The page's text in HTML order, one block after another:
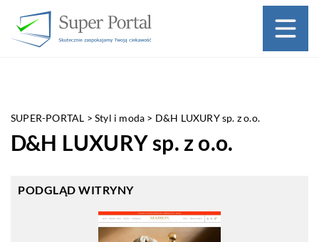
SUPER-PORTAL >Styl i moda > D&H LUXURY sp. z o.o.
D&H LUXURY sp. z o.o.
PODGLĄD WITRYNY